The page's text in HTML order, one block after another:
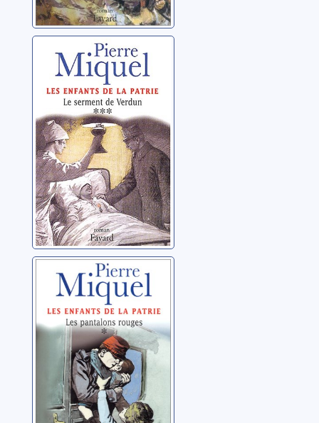
Les enfants de la
patrie: 03: Le
serment de
Verdun
Miquel, Pierre
Les enfants de la
patrie: 01: Les
pantalons
rouges
Miquel, Pierre